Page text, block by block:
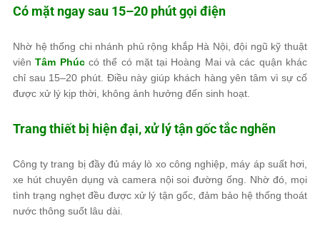
Có mặt ngay sau 15–20 phút gọi điện
Nhờ hệ thống chi nhánh phủ rộng khắp Hà Nội, đội ngũ kỹ thuật
viênTâm Phúccó thể có mặt tại Hoàng Mai và các quận khác
chỉ sau 15–20 phút. Điều này giúp khách hàng yên tâm vì sự cố
được xử lý kịp thời, không ảnh hưởng đến sinh hoạt.
Trang thiết bị hiện đại, xử lý tận gốc tắc nghẽn
Công ty trang bị đầy đủ máy lò xo công nghiệp, máy áp suất hơi,
xe hút chuyên dụng và camera nội soi đường ống. Nhờ đó, mọi
tình trạng nghẹt đều được xử lý tận gốc, đảm bảo hệ thống thoát
nước thông suốt lâu dài.